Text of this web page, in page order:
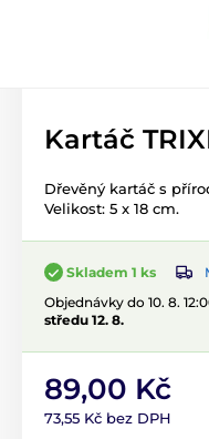
Kartáč
Dřevěný kartáč s
Velikost: 5 x 18 cm.
Skladem 1 ks
Objednávky do 10. 8.
středu 12. 8.
89,00 Kč
73,55 Kč bez DPH